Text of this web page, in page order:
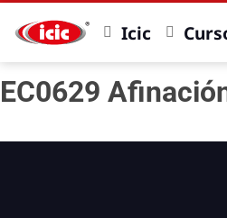
Icic
EC0629